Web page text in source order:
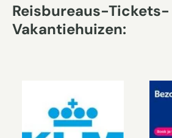
Reisbureaus-Tickets-
Vakantiehuizen: